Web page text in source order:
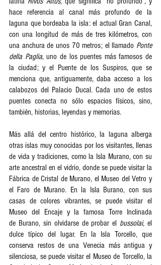
hace referencia al canal más profundo de la
laguna que bordeaba la isla: el actual Gran Canal,
con una longitud de más de tres kilómetros, con
una anchura de unos 70 metros; el llamado Ponte
della Paglia, uno de los puentes más famosos de
la ciudad; y el Puente de los Suspiros, que se
menciona que, antiguamente, daba acceso a los
calabozos del Palacio Ducal. Cada uno de estos
puentes conecta no sólo espacios físicos, sino,
también, historias, leyendas y memorias.
Más allá del centro histórico, la laguna alberga
otras islas muy conocidas por los visitantes, llenas
de vida y tradiciones, como la Isla Murano, con su
arte ancestral en el vidrio, donde se puede visitar la
Fábrica de Cristal de Murano, el Museo del Vetro y
el Faro de Murano. En la Isla Burano, con sus
casas de colores vibrantes, se puede visitar el
Museo del Encaje y la famosa Torre Inclinada
de Burano, sin olvidarse de probar el bussolai, el
dulce típico del lugar. En la Isla Torcello, que
conserva restos de una Venecia más antigua y
silenciosa, se puede visitar el Museo de Torcello, la